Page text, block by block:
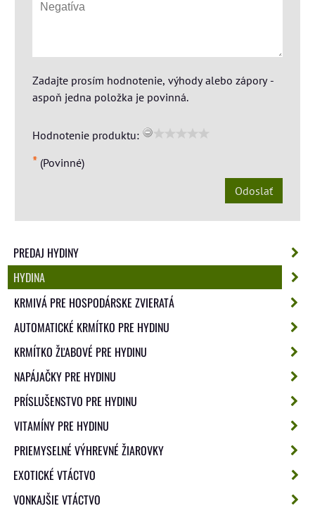
Zadajte prosím hodnotenie, výhody alebo zápory -
aspoň jedna položka je povinná.
Hodnotenie produktu:
* (Povinné)
Odoslať
PREDAJ HYDINY
HYDINA
KRMIVÁ PRE HOSPODÁRSKE ZVIERATÁ
AUTOMATICKÉ KRMÍTKO PRE HYDINU
KRMÍTKO ŽĽABOVÉ PRE HYDINU
NAPÁJAČKY PRE HYDINU
PRÍSLUŠENSTVO PRE HYDINU
VITAMÍNY PRE HYDINU
PRIEMYSELNÉ VÝHREVNÉ ŽIAROVKY
EXOTICKÉ VTÁCTVO
VONKAJŠIE VTÁCTVO